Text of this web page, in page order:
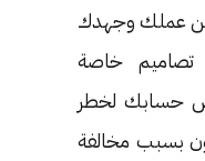
عملك وجهدك
خاصة
حسابك لخطر
بسبب مخالفة